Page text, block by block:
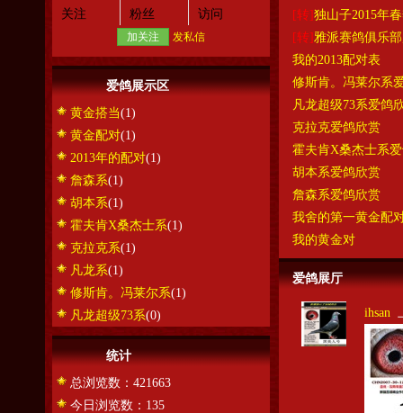
关注 粉丝 访问
加关注 发私信
爱鸽展示区
黄金搭当(1)
黄金配对(1)
2013年的配对(1)
詹森系(1)
胡本系(1)
霍夫肯X桑杰士系(1)
克拉克系(1)
凡龙系(1)
修斯肯。冯莱尔系(1)
凡龙超级73系(0)
统计
总浏览数：421663
今日浏览数：135
[转]独山子2015年
[转]雅派赛鸽俱乐
我的2013配对表
修斯肯。冯莱尔系
凡龙超级73系爱鸽
克拉克爱鸽欣赏
霍夫肯X桑杰士系
胡本系爱鸽欣赏
詹森系爱鸽欣赏
我舍的第一黄金配
我的黄金对
爱鸽展厅
ihsan